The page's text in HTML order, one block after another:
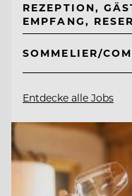
REZEPTION,
EMPFANG,
SOMMELIER/
Entdecke alle Jobs